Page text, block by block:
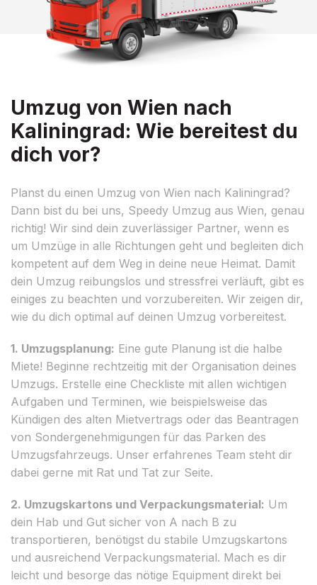
Umzug von Wien nach
Kaliningrad: Wie bereitest du
dich vor?
Planst du einen Umzug von Wien nach Kaliningrad?
Dann bist du bei uns, Speedy Umzug aus Wien, genau
richtig! Wir sind dein zuverlässiger Partner, wenn es
um Umzüge in alle Richtungen geht und begleiten dich
kompetent auf dem Weg in deine neue Heimat. Damit
dein Umzug reibungslos und stressfrei verläuft, gibt es
einiges zu beachten und vorzubereiten. Wir zeigen dir,
wie du dich optimal auf deinen Umzug vorbereitest.
1. Umzugsplanung: Eine gute Planung ist die halbe
Miete! Beginne rechtzeitig mit der Organisation deines
Umzugs. Erstelle eine Checkliste mit allen wichtigen
Aufgaben und Terminen, wie beispielsweise das
Kündigen des alten Mietvertrags oder das Beantragen
von Sondergenehmigungen für das Parken des
Umzugsfahrzeugs. Unser erfahrenes Team steht dir
dabei gerne mit Rat und Tat zur Seite.
2. Umzugskartons und Verpackungsmaterial: Um
dein Hab und Gut sicher von A nach B zu
transportieren, benötigst du stabile Umzugskartons
und ausreichend Verpackungsmaterial. Mach es dir
leicht und besorge das nötige Equipment direkt bei